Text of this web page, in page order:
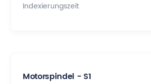
Indexierungszeit
Motorspindel - S1